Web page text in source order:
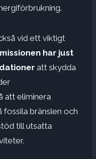
vid ett viktigt
har just
att skydda
att eliminera
fossila bränslen och
till utsatta